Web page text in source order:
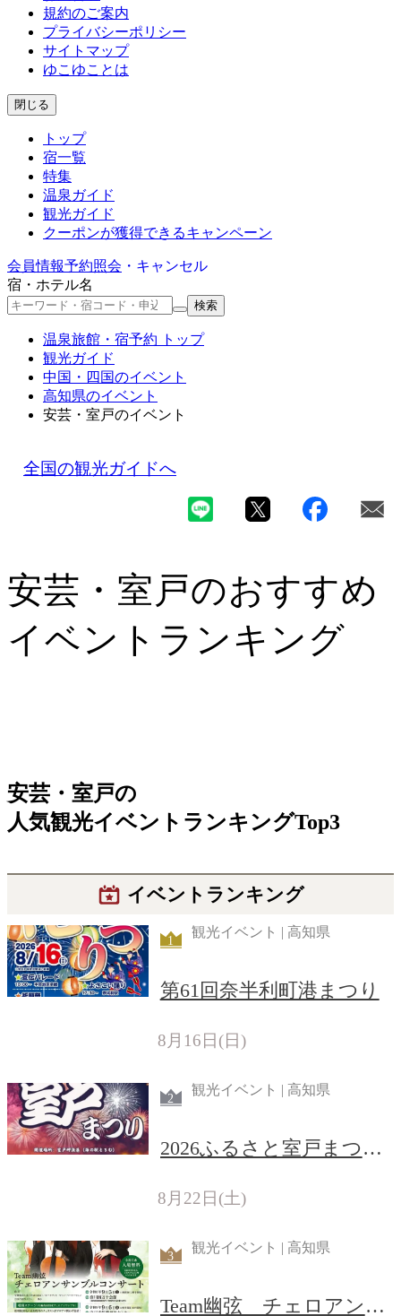
規約のご案内
プライバシーポリシー
サイトマップ
ゆこゆことは
閉じる
トップ
宿一覧
特集
温泉ガイド
観光ガイド
クーポンが獲得できるキャンペーン
会員情報予約照会 ・キャンセル
宿・ホテル名
検索
温泉旅館・宿予約 トップ
観光ガイド
中国・四国のイベント
高知県のイベント
安芸・室戸のイベント
全国の観光ガイドへ
安芸・室戸のおすすめ
イベントランキング
安芸・室戸の
人気観光イベントランキングTop3
イベントランキング
1
観光イベント | 高知県
第61回奈半利町港まつり
8月16日(日)
2
観光イベント | 高知県
2026ふるさと室戸まつり
8月22日(土)
3
観光イベント | 高知県
Team幽弦 チェロアンサ